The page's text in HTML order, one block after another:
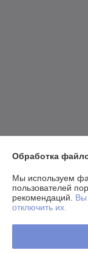
Обработка
Мы используем
пользователей
рекомендаций. Вы
отключить их.